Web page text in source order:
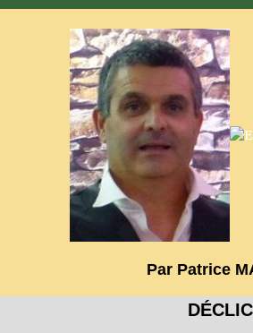
Par Patrice
DÉCLIC